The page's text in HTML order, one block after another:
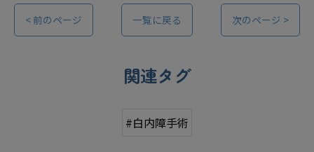
< 前のページ 一覧に戻る 次のページ >
関連タグ
#白内障手術